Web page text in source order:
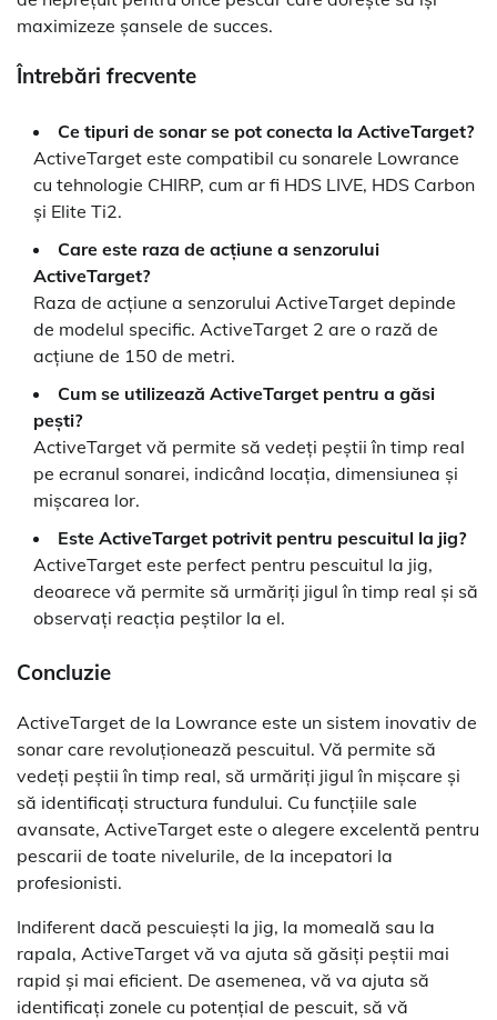
maximizeze șansele de succes.
Întrebări frecvente
Ce tipuri de sonar se pot conecta la ActiveTarget?
ActiveTarget este compatibil cu sonarele Lowrance
cu tehnologie CHIRP, cum ar fi HDS LIVE, HDS Carbon
și Elite Ti2.
Care este raza de acțiune a senzorului
ActiveTarget?
Raza de acțiune a senzorului ActiveTarget depinde
de modelul specific. ActiveTarget 2 are o rază de
acțiune de 150 de metri.
Cum se utilizează ActiveTarget pentru a găsi
pești?
ActiveTarget vă permite să vedeți peștii în timp real
pe ecranul sonarei, indicând locația, dimensiunea și
mișcarea lor.
Este ActiveTarget potrivit pentru pescuitul la jig?
ActiveTarget este perfect pentru pescuitul la jig,
deoarece vă permite să urmăriți jigul în timp real și să
observați reacția peștilor la el.
Concluzie
ActiveTarget de la Lowrance este un sistem inovativ de
sonar care revoluționează pescuitul. Vă permite să
vedeți peștii în timp real, să urmăriți jigul în mișcare și
să identificați structura fundului. Cu funcțiile sale
avansate, ActiveTarget este o alegere excelentă pentru
pescarii de toate nivelurile, de la incepatori la
profesionisti.
Indiferent dacă pescuiești la jig, la momeală sau la
rapala, ActiveTarget vă va ajuta să găsiți peștii mai
rapid și mai eficient. De asemenea, vă va ajuta să
identificați zonele cu potențial de pescuit, să vă